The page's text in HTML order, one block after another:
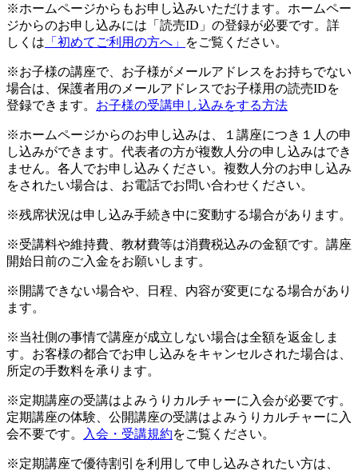
※ホームページからもお申し込みいただけます。ホームペー
ジからのお申し込みには「読売ID」の登録が必要です。詳
しくは 「初めてご利用の方へ」 をご覧ください。
※お子様の講座で、お子様がメールアドレスをお持ちでない
場合は、保護者用のメールアドレスでお子様用の読売IDを
登録できます。 お子様の受講申し込みをする方法
※ホームページからのお申し込みは、１講座につき１人の申
し込みができます。代表者の方が複数人分の申し込みはでき
ません。各人でお申し込みください。複数人分のお申し込み
をされたい場合は、お電話でお問い合わせください。
※残席状況は申し込み手続き中に変動する場合があります。
※受講料や維持費、教材費等は消費税込みの金額です。講座
開始日前のご入金をお願いします。
※開講できない場合や、日程、内容が変更になる場合があり
ます。
※当社側の事情で講座が成立しない場合は全額を返金しま
す。お客様の都合でお申し込みをキャンセルされた場合は、
所定の手数料を承ります。
※定期講座の受講はよみうりカルチャーに入会が必要です。
定期講座の体験、公開講座の受講はよみうりカルチャーに入
会不要です。
入会・受講規約をご覧ください。
※定期講座で優待割引を利用して申し込みされたい方は、